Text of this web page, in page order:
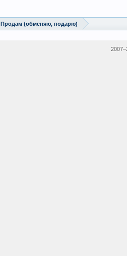
Продам (обменяю, подарю)
2007–